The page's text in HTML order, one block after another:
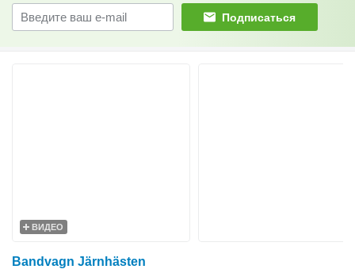
Подписаться
ВИДЕО
Bandvagn Järnhästen